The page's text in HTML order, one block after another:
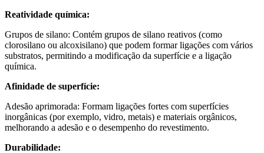
Reatividade química:
Grupos de silano: Contém grupos de silano reativos (como
clorosilano ou alcoxisilano) que podem formar ligações com vários
substratos, permitindo a modificação da superfície e a ligação
química.
Afinidade de superfície:
Adesão aprimorada: Formam ligações fortes com superfícies
inorgânicas (por exemplo, vidro, metais) e materiais orgânicos,
melhorando a adesão e o desempenho do revestimento.
Durabilidade: